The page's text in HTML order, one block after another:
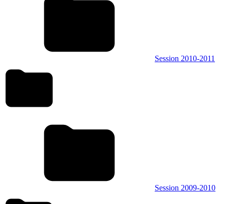
Session 2010-2011
Session 2009-2010